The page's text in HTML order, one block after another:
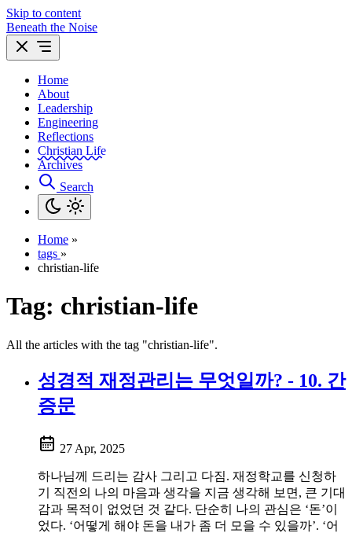
Skip to content
Beneath the Noise
Home
About
Leadership
Engineering
Reflections
Christian Life
Archives
Search
Home »
tags »
christian-life
Tag: christian-life
All the articles with the tag "christian-life".
성경적 재정관리는 무엇일까? - 10. 간
증문
27 Apr, 2025
하나님께 드리는 감사 그리고 다짐. 재정학교를 신청하
기 직전의 나의 마음과 생각을 지금 생각해 보면, 큰 기대
감과 목적이 없었던 것 같다. 단순히 나의 관심은 ‘돈’이
었다. ‘어떻게 해야 돈을 내가 좀 더 모을 수 있을까’. ‘어